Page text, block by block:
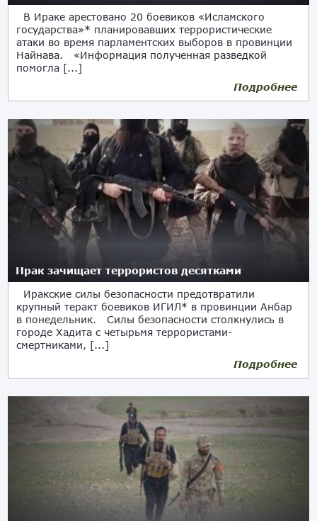
В Ираке арестовано 20 боевиков «Исламского
государства»* планировавших террористические
атаки во время парламентских выборов в провинции
Найнава. «Информация полученная разведкой
помогла [...]
Подробнее
Ирак зачищает террористов десятками
Иракские силы безопасности предотвратили
крупный теракт боевиков ИГИЛ* в провинции Анбар
в понедельник. Силы безопасности столкнулись в
городе Хадита с четырьмя террористами-
смертниками, [...]
Подробнее